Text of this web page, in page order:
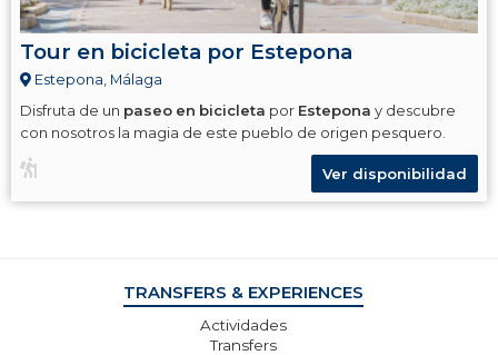
Tour en bicicleta por Estepona
Estepona, Málaga
Disfruta de un paseo en bicicleta por Estepona y descubre
con nosotros la magia de este pueblo de origen pesquero.
Ver disponibilidad
TRANSFERS & EXPERIENCES
Actividades
Transfers